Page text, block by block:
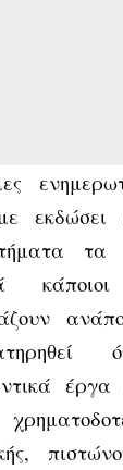
τα
έργα